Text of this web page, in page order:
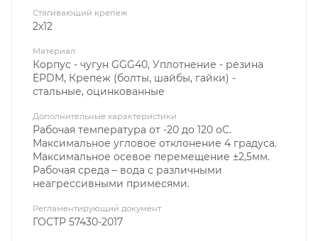
Стягивающий крепеж
2х12
Материал
Корпус - чугун GGG40, Уплотнение - резина
EPDM, Крепеж (болты, шайбы, гайки) -
стальные, оцинкованные
Дополнительные характеристики
Рабочая температура от -20 до 120 оС.
Максимальное угловое отклонение 4 градуса.
Максимальное осевое перемещение ±2,5мм.
Рабочая среда – вода с различными
неагрессивными примесями.
Регламентирующий документ
ГОСТР 57430-2017